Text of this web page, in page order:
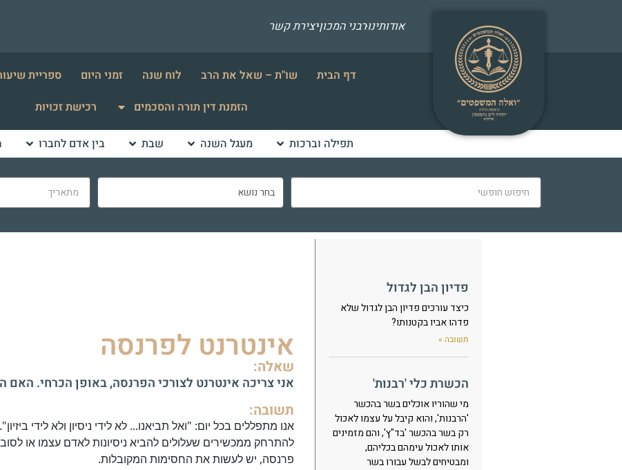
אודותינורבני המכוןיצירת קשר
דף הבית שו"ת – שאל את הרב לוח שנה זמני היום ספריית
הזמנת דין תורה והסכמים
רכישת זכויות
תפילה וברכות מעגל השנה שבת בין אדם לחברו
פדיון הבן לגדול
כיצד עורכים פדיון הבן לגדול שלא
פדהו אביו בקטנותו?
תשובה »
הכשרת כלי 'רבנות'
מי שהוריו אוכלים בשר בהכשר
'הרבנות', והוא קיבל על עצמו לאכול
רק בשר בהכשר 'בד"ץ', והם מזמינים
אותו לאכול עימהם בכליהם,
ומבטיחים לבשל עבורו בשר
אינטרנט לפרנסה
שאלה:
אני צריכה אינטרנט לצורכי הפרנסה, באופן הכרחי. האם
תשובה:
אנו מתפללים בכל יום: "ואל תביאנו... לא לידי ניסיון ולא לידי
להתרחק ממכשירים שעלולים להביא ניסיונות לאדם עצמו או
פרנסה, יש לעשות את החסימות המקובלות.